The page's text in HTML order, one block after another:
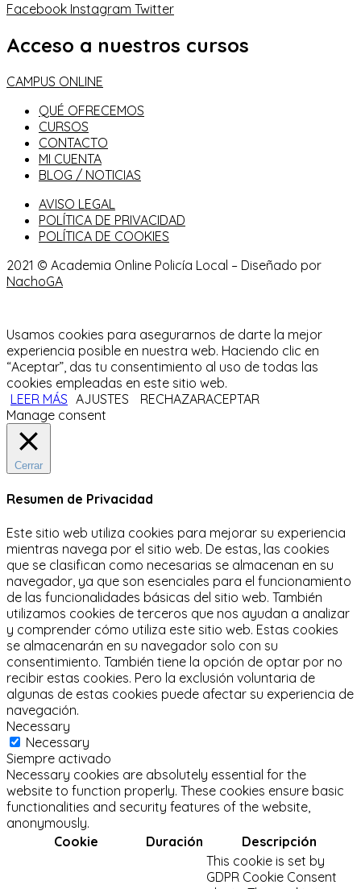
Facebook Instagram Twitter
Acceso a nuestros cursos
CAMPUS ONLINE
QUÉ OFRECEMOS
CURSOS
CONTACTO
MI CUENTA
BLOG / NOTICIAS
AVISO LEGAL
POLÍTICA DE PRIVACIDAD
POLÍTICA DE COOKIES
2021 © Academia Online Policía Local – Diseñado por
NachoGA
Usamos cookies para asegurarnos de darte la mejor
experiencia posible en nuestra web. Haciendo clic en
“Aceptar”, das tu consentimiento al uso de todas las
cookies empleadas en este sitio web.
LEER MÁS AJUSTES RECHAZARACEPTAR
Manage consent
Cerrar
Resumen de Privacidad
Este sitio web utiliza cookies para mejorar su experiencia
mientras navega por el sitio web. De estas, las cookies
que se clasifican como necesarias se almacenan en su
navegador, ya que son esenciales para el funcionamiento
de las funcionalidades básicas del sitio web. También
utilizamos cookies de terceros que nos ayudan a analizar
y comprender cómo utiliza este sitio web. Estas cookies
se almacenarán en su navegador solo con su
consentimiento. También tiene la opción de optar por no
recibir estas cookies. Pero la exclusión voluntaria de
algunas de estas cookies puede afectar su experiencia de
navegación.
Necessary
Necessary
Siempre activado
Necessary cookies are absolutely essential for the
website to function properly. These cookies ensure basic
functionalities and security features of the website,
anonymously.
Cookie
Duración Descripción
This cookie is set by
GDPR Cookie Consent